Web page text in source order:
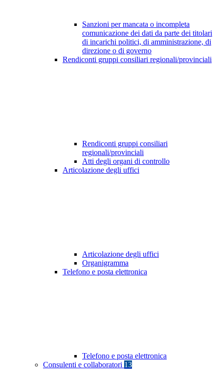
Sanzioni per mancata o incompleta
comunicazione dei dati da parte dei titolari
di incarichi politici, di amministrazione, di
direzione o di governo
Rendiconti gruppi consiliari regionali/provinciali
Rendiconti gruppi consiliari
regionali/provinciali
Atti degli organi di controllo
Articolazione degli uffici
Articolazione degli uffici
Organigramma
Telefono e posta elettronica
Telefono e posta elettronica
Consulenti e collaboratori 13